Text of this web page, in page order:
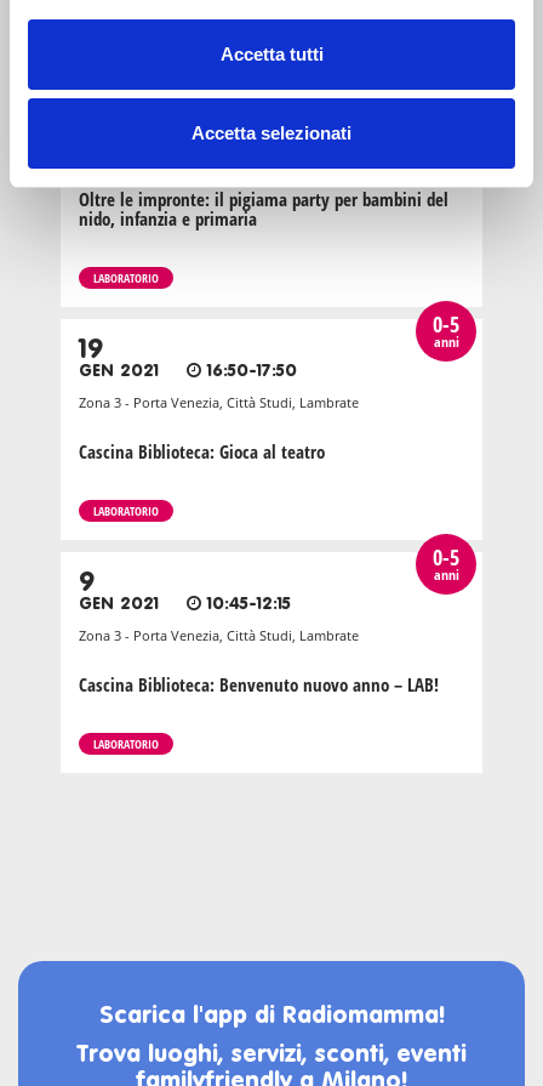
Accetta tutti
Accetta selezionati
anni
15
Oltre le impronte: il pigiama party per bambini del
nido, infanzia e primaria
LABORATORIO
0-5
anni
19
GEN 2021 16:50-17:50
Zona 3 - Porta Venezia, Città Studi, Lambrate
Cascina Biblioteca: Gioca al teatro
LABORATORIO
0-5
anni
9
GEN 2021 10:45-12:15
Zona 3 - Porta Venezia, Città Studi, Lambrate
Cascina Biblioteca: Benvenuto nuovo anno – LAB!
LABORATORIO
Scarica l'app di Radiomamma!
Trova luoghi, servizi, sconti, eventi